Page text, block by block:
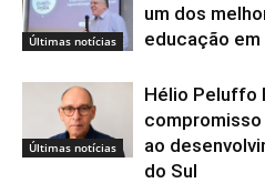
Últimas notícias
um dos
educação em
Últimas notícias
Hélio Peluffo
ao
do Sul